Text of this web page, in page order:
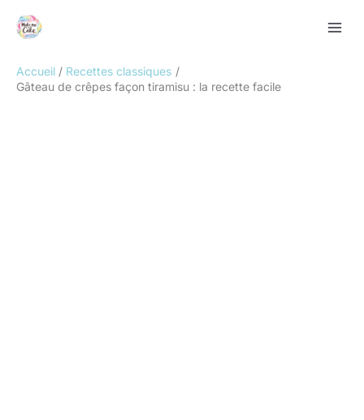
Accueil
Recettes classiques
Gâteau de crêpes façon tiramisu : la recette facile